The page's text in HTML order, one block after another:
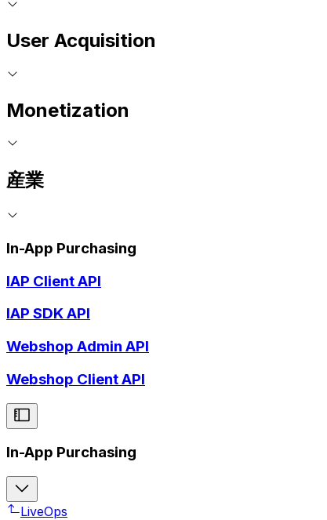
User Acquisition
Monetization
産業
In-App Purchasing
IAP Client API
IAP SDK API
Webshop Admin API
Webshop Client API
In-App Purchasing
LiveOps